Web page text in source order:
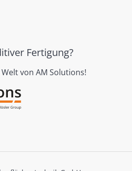
Fertigung?
von AM Solutions!